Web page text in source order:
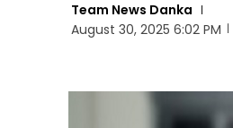
Team News Danka
August 30, 2025 6:02 PM